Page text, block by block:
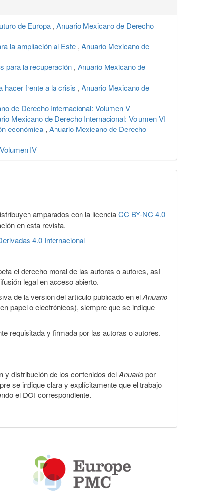
de Europa , Anuario Mexicano de Derecho
la ampliación al Este , Anuario Mexicano de
para la recuperación , Anuario Mexicano de
hacer frente a la crisis , Anuario Mexicano de
de Derecho Internacional: Volumen V
Mexicano de Derecho Internacional: Volumen VI
económica , Anuario Mexicano de Derecho
IV
amparados con la licenciaCC BY-NC 4.0
en esta revista.
4.0 Internacional
el derecho moral de las autoras o autores, así
legal en acceso abierto.
de la versión del artículo publicado en elAnuario
papel o electrónicos), siempre que se indique
requisitada y firmada por las autoras o autores.
y distribución de los contenidos delAnuariopor
se indique clara y explícitamente que el trabajo
el DOI correspondiente.